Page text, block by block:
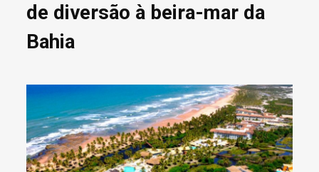
de diversão à beira-mar da
Bahia